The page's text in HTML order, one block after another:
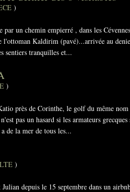
)
par un chemin empierré , dans les
Kaldirim (pavé)...arrivée au
sentiers tranquilles et...
)
près de Corinthe, le golf du même
pas un hasard si les armateurs
de la mer de tous les...
)
depuis le 15 septembre dans un